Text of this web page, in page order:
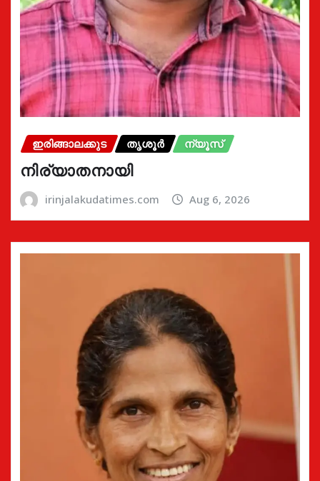
ഇരിങ്ങാലക്കുട തൃശൂർ ന്യൂസ്
നിര്യാതനായി
irinjalakudatimes.com Aug 6, 2026